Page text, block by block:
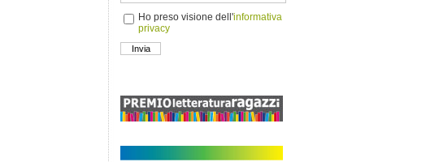
Ho preso visione dell'informativa
privacy